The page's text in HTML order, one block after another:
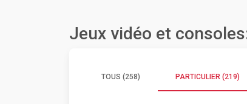
Jeux vidéo et
TOUS (258) PARTICULIER (219)